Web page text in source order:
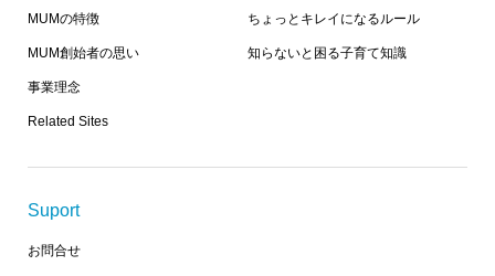
MUMの特徴
MUM創始者の思い
事業理念
Related Sites
ちょっとキレイになるルール
知らないと困る子育て知識
Suport
お問合せ